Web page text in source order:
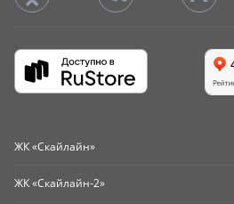
ЖК «Скайлайн»
ЖК «Скайлайн-2»